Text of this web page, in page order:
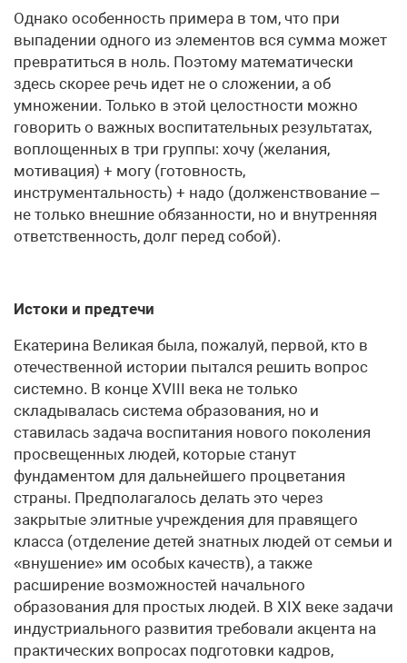
Однако особенность примера в том, что при
выпадении одного из элементов вся сумма может
превратиться в ноль. Поэтому математически
здесь скорее речь идет не о сложении, а об
умножении. Только в этой целостности можно
говорить о важных воспитательных результатах,
воплощенных в три группы: хочу (желания,
мотивация) + могу (готовность,
инструментальность) + надо (долженствование –
не только внешние обязанности, но и внутренняя
ответственность, долг перед собой).
Истоки и предтечи
Екатерина Великая была, пожалуй, первой, кто в
отечественной истории пытался решить вопрос
системно. В конце ХVIII века не только
складывалась система образования, но и
ставилась задача воспитания нового поколения
просвещенных людей, которые станут
фундаментом для дальнейшего процветания
страны. Предполагалось делать это через
закрытые элитные учреждения для правящего
класса (отделение детей знатных людей от семьи и
«внушение» им особых качеств), а также
расширение возможностей начального
образования для простых людей. В ХIХ веке задачи
индустриального развития требовали акцента на
практических вопросах подготовки кадров,